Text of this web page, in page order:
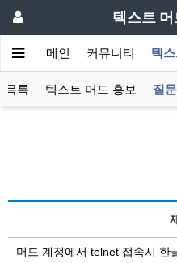
텍스트 머
메인 커뮤니티 텍
목록 텍스트 머드 홍보 질
머드 계정에서 telnet 접속시 한